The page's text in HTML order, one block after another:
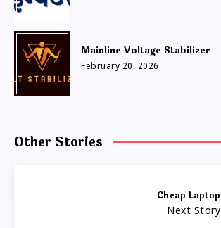
Mainline Voltage Stabilizer
February 20, 2026
Other Stories
Cheap Laptop
Next Story